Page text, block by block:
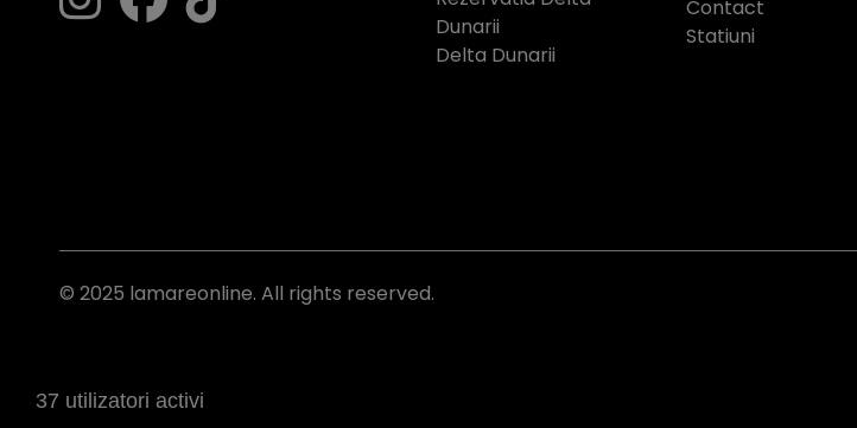
Dunarii
Delta Dunarii
Contact
Statiuni
© 2025 lamareonline. All rights reserved.
37 utilizatori activi